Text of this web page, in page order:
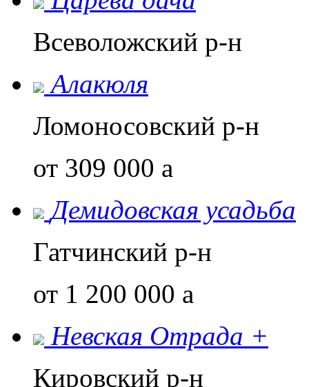
Всеволожский р-н
Алакюля
Ломоносовский р-н
от 309 000 a
Демидовская усадьба
Гатчинский р-н
от 1 200 000 a
Невская Отрада +
Кировский р-н